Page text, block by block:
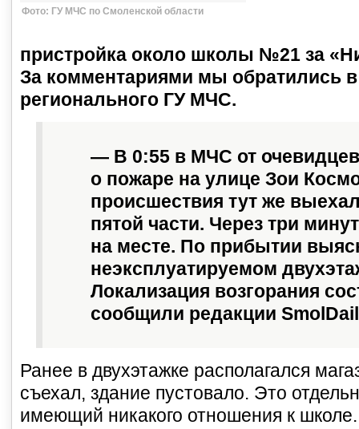
Фото: ГУ МЧС по Смоленской области
пристройка около школы №21 за
За комментариями мы обратились
регионального ГУ МЧС.
— В 0:55 в МЧС от
о пожаре на улице Зои
происшествия тут же
пятой части. Через три
на месте. По прибытии
неэксплуатируемом
Локализация возгорания
сообщили редакции
Ранее в двухэтажке располагался
съехал, здание пустовало. Это
имеющий никакого отношения к школе.